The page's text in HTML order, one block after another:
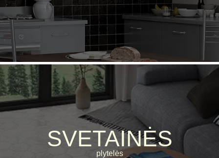
SVETAINĖS
plytelės